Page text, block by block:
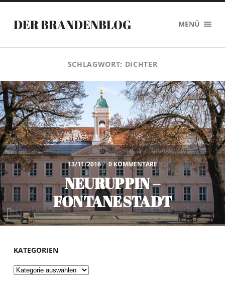
DER BRANDENBLOG MENÜ
SCHLAGWORT: DICHTER
13/11/2016 / 0 KOMMENTARE
NEURUPPIN –
FONTANESTADT
KATEGORIEN
Kategorien